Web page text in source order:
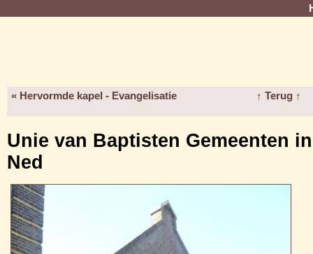
« Hervormde kapel - Evangelisatie ↑ Terug ↑
Unie van Baptisten Gemeenten in
Ned